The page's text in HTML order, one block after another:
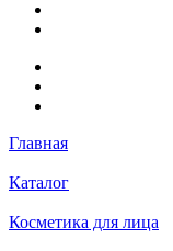
Главная
Каталог
Косметика для лица